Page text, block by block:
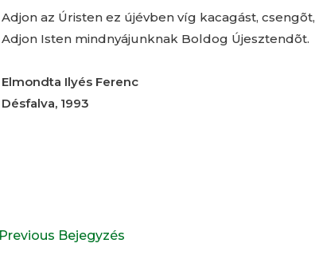
Adjon az Úristen ez újévben víg kacagást, csengõt,
Adjon Isten mindnyájunknak Boldog Újesztendõt.
Elmondta Ilyés Ferenc
Désfalva, 1993
Previous Bejegyzés